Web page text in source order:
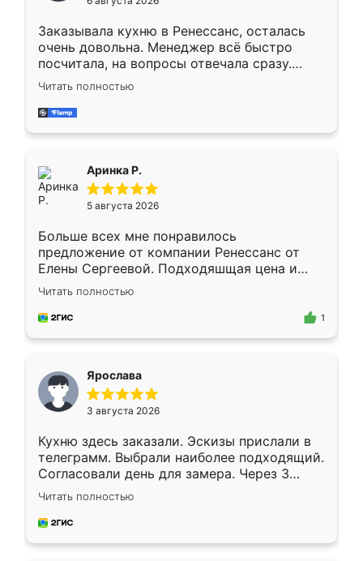
мебели буду заказывать только здесь.
Заказывала кухню в Ренессанс, осталась
очень довольна. Менеджер всё быстро
посчитала, на вопросы отвечала сразу.
Замерщик приехал в субботу, подошёл к
делу со всей ответственностью. Собрали
за день, ребята работали аккуратно, даже
Читать полностью
Аринка Р.
5 августа 2026
Больше всех мне понравилось
предложение от компании Ренессанс от
Елены Сергеевой. Подходяшщая цена и
короткие сроки изготовления. Приехавший
для замера сотрудник Владислав
предложил по моему эскизу самый
Читать полностью
1
Ярослава
3 августа 2026
Кухню здесь заказали. Эскизы прислали в
телеграмм. Выбрали наиболее подходящий.
Согласовали день для замера. Через 3
недели кухня была уже готова. Остались
довольны работой. Спасибо Ренессанс
мебель за качественную работу!
Читать полностью